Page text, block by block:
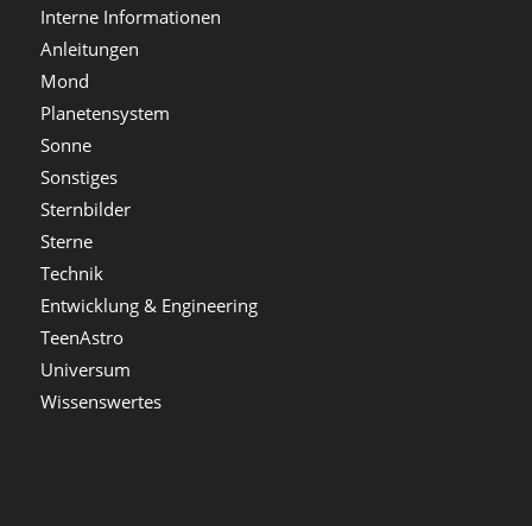
Interne Informationen
Anleitungen
Mond
Planetensystem
Sonne
Sonstiges
Sternbilder
Sterne
Technik
Entwicklung & Engineering
TeenAstro
Universum
Wissenswertes